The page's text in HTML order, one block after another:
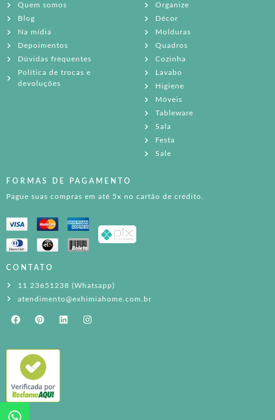
Quem somos
Blog
Na mídia
Depoimentos
Dúvidas frequentes
Política de trocas e
devoluções
Organize
Décor
Molduras
Quadros
Cozinha
Lavabo
Higiene
Móveis
Tableware
Sala
Festa
Sale
FORMAS DE PAGAMENTO
Pague suas compras em até 5x no cartão de crédito.
CONTATO
11 23651238 (Whatsapp)
atendimento@exhimiahome.com.br